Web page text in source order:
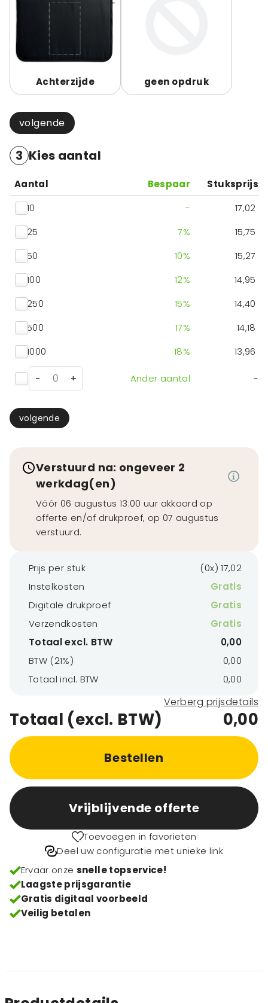
Achterzijde geen opdruk
volgende
3 Kies aantal
Aantal Bespaar
Stuksprijs
10
-
17,02
25
7%
15,75
50
10%
15,27
100
12%
14,95
250
15%
14,40
500
17%
14,18
1000
18% 13,96
- + Ander aantal -
volgende
Verstuurd na: ongeveer 2
werkdag(en)
Vóór 06 augustus 13:00 uur akkoord op
offerte en/of drukproef, op 07 augustus
verstuurd.
Prijs per stuk
(0x) 17,02
Instelkosten
Gratis
Digitale drukproef
Gratis
Verzendkosten
Gratis
Totaal excl. BTW
0,00
BTW (21%)
0,00
Totaal incl. BTW
0,00
Verberg prijsdetails
Totaal (excl. BTW) 0,00
Bestellen
Vrijblijvende offerte
Toevoegen in favorieten
Deel uw configuratie met unieke link
Ervaar onze snelle topservice!
Laagste prijsgarantie
Gratis digitaal voorbeeld
Veilig betalen